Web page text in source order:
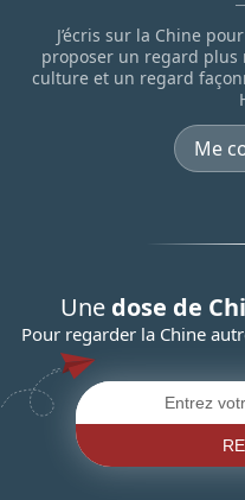
J’écris sur la Chine
proposer un regard plus
culture et un regard
Me
Une dose de
Pour regarder la Chine